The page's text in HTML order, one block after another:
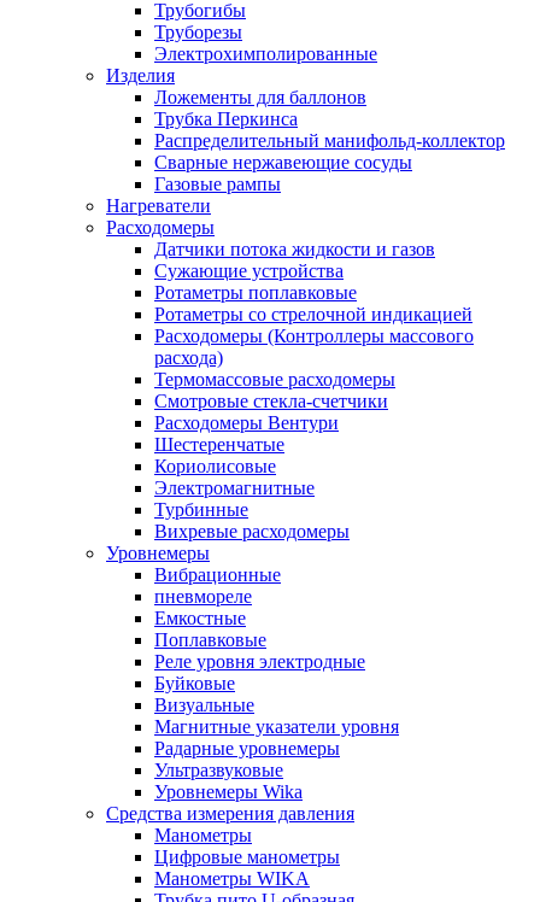
Трубогибы
Труборезы
Электрохимполированные
Изделия
Ложементы для баллонов
Трубка Перкинса
Распределительный манифольд-коллектор
Сварные нержавеющие сосуды
Газовые рампы
Нагреватели
Расходомеры
Датчики потока жидкости и газов
Сужающие устройства
Ротаметры поплавковые
Ротаметры со стрелочной индикацией
Расходомеры (Контроллеры массового
расхода)
Термомассовые расходомеры
Смотровые стекла-счетчики
Расходомеры Вентури
Шестеренчатые
Кориолисовые
Электромагнитные
Турбинные
Вихревые расходомеры
Уровнемеры
Вибрационные
пневмореле
Емкостные
Поплавковые
Реле уровня электродные
Буйковые
Визуальные
Магнитные указатели уровня
Радарные уровнемеры
Ультразвуковые
Уровнемеры Wika
Средства измерения давления
Манометры
Цифровые манометры
Манометры WIKA